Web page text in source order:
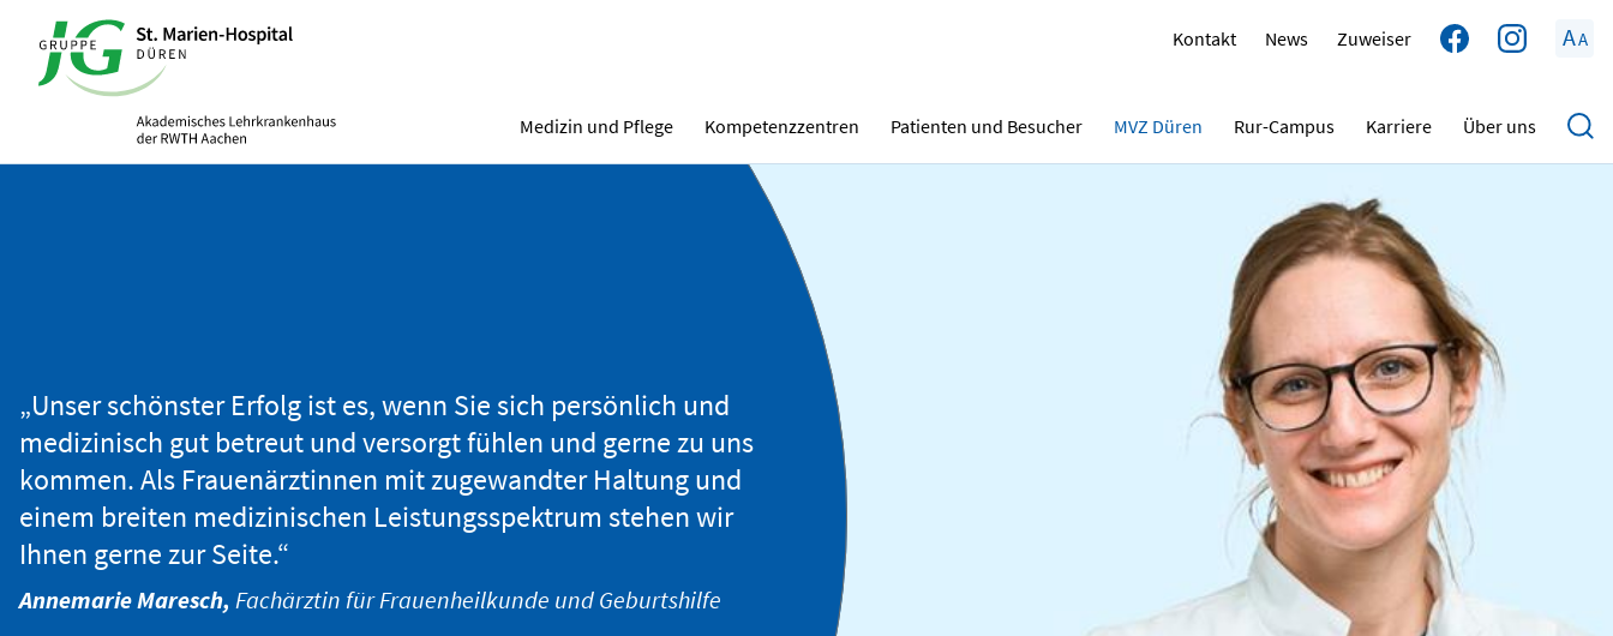
Kontakt News Zuweiser AA
Medizin und Pflege Kompetenzzentren Patienten und Besucher MVZ Düren Rur-Campus Karriere Über uns
„Unser schönster Erfolg ist es, wenn Sie sich persönlich und
medizinisch gut betreut und versorgt fühlen und gerne zu uns
kommen. Als Frauenärztinnen mit zugewandter Haltung und
einem breiten medizinischen Leistungsspektrum stehen wir
Ihnen gerne zur Seite.“
Annemarie Maresch, Fachärztin für Frauenheilkunde und Geburtshilfe